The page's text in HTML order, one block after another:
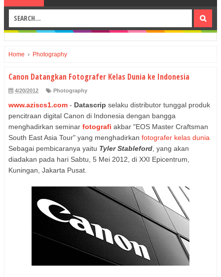
Home › Photography
Canon Datangkan Fotografer Kelas Dunia ke Indonesia
4/20/2012 Photography
www.aziscs1.com - Datascrip selaku distributor tunggal produk
pencitraan digital Canon di Indonesia dengan bangga
menghadirkan seminar fotografi akbar "EOS Master Craftsman
South East Asia Tour" yang menghadirkan fotografer kelas dunia
Sebagai pembicaranya yaitu Tyler Stableford , yang akan
diadakan pada hari Sabtu, 5 Mei 2012, di XXI Epicentrum,
Kuningan, Jakarta Pusat.